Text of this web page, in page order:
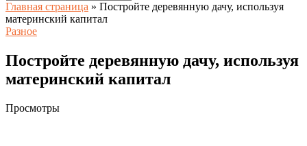
Главная страница » Постройте деревянную дачу, используя
материнский капитал
Разное
Постройте деревянную дачу, используя
материнский капитал
Просмотры